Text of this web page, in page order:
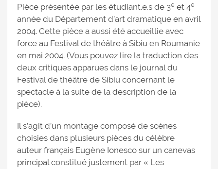
Pièce présentée par les étudiant.e.s de 3e et 4e
année du Département d’art dramatique en avril
2004. Cette pièce a aussi été accueillie avec
force au Festival de théâtre à Sibiu en Roumanie
en mai 2004. (Vous pouvez lire la traduction des
deux critiques apparues dans le journal du
Festival de théâtre de Sibiu concernant le
spectacle à la suite de la description de la
pièce).
Il s’agit d’un montage composé de scènes
choisies dans plusieurs pièces du célèbre
auteur français Eugène Ionesco sur un canevas
principal constitué justement par « Les